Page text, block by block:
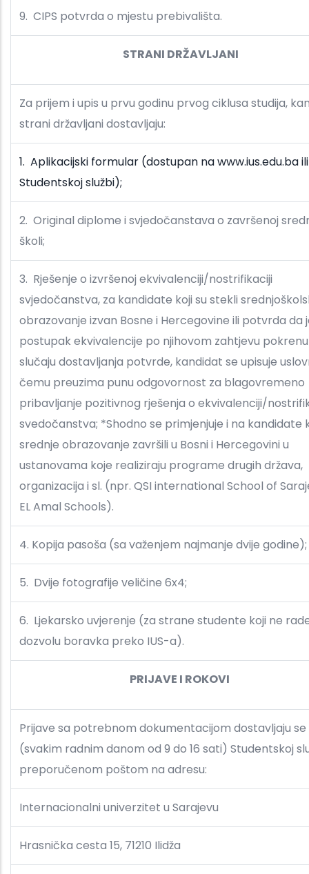
9. CIPS potvrda o mjestu prebivališta.
STRANI DRŽAVLJANI
Za prijem i upis u prvu godinu prvog ciklusa studija,
strani državljani dostavljaju:
1. Aplikacijski formular (dostupan na www.ius.edu.ba
Studentskoj službi);
2. Original diplome i svjedočanstava o završenoj
školi;
3. Rješenje o izvršenoj ekvivalenciji/nostrifikaciji
svjedočanstva, za kandidate koji su stekli
obrazovanje izvan Bosne i Hercegovine ili potvrda da
postupak ekvivalencije po njihovom zahtjevu
slučaju dostavljanja potvrde, kandidat se upisuje
čemu preuzima punu odgovornost za blagovremeno
pribavljanje pozitivnog rješenja o ekvivalenciji/
svedočanstva; *Shodno se primjenjuje i na kandidate
srednje obrazovanje završili u Bosni i Hercegovini u
ustanovama koje realiziraju programe drugih država,
organizacija i sl. (npr. QSI international School of
EL Amal Schools).
4. Kopija pasoša (sa važenjem najmanje dvije godine);
5. Dvije fotografije veličine 6x4;
6. Ljekarsko uvjerenje (za strane studente koji ne
dozvolu boravka preko IUS-a).
PRIJAVE I ROKOVI
Prijave sa potrebnom dokumentacijom dostavljaju
(svakim radnim danom od 9 do 16 sati) Studentskoj
preporučenom poštom na adresu:
Internacionalni univerzitet u Sarajevu
Hrasnička cesta 15, 71210 Ilidža